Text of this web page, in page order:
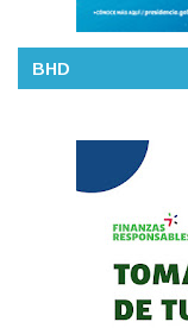
BHD